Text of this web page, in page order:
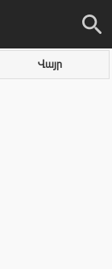
Վայր